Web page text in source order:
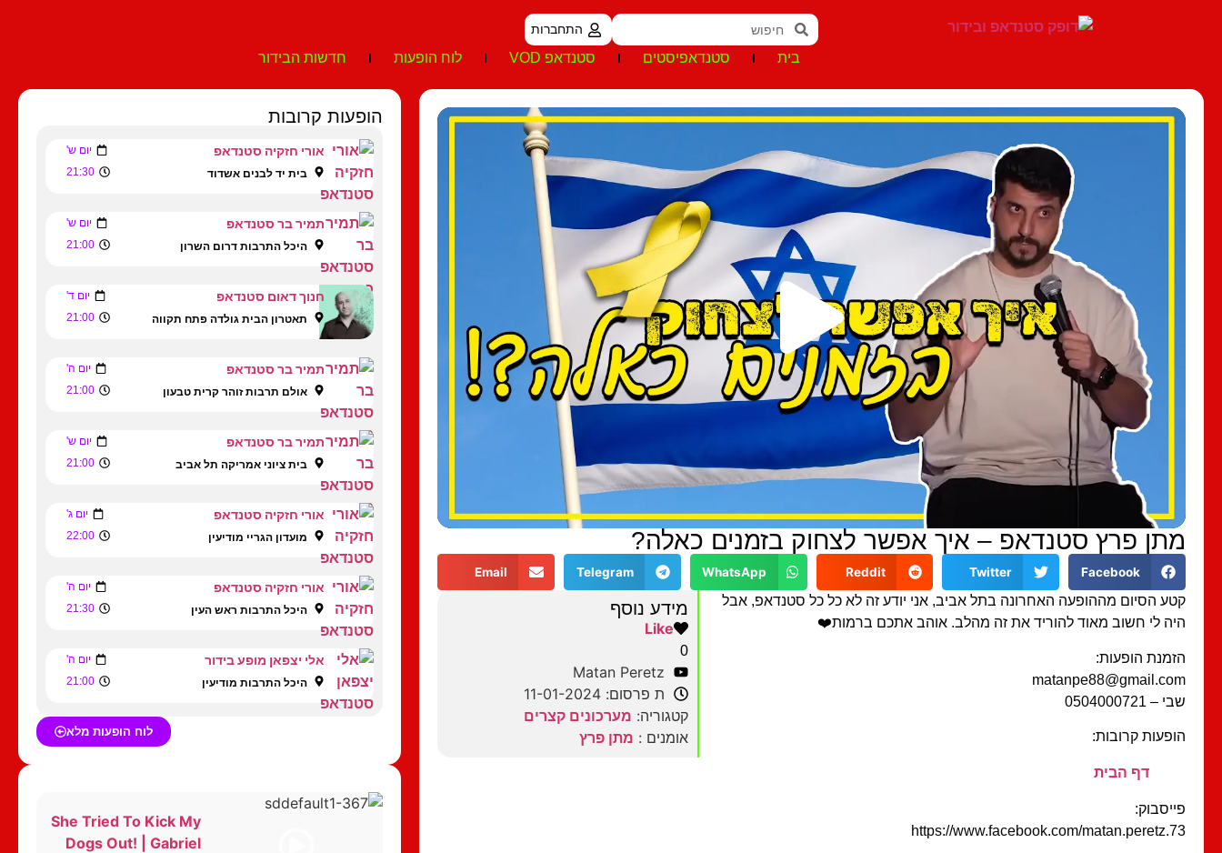
התחברות
בית סטנדאפיסטים סטנדאפ VOD לוח הופעות חדשות הבידור
מתן פרץ סטנדאפ – איך אפשר לצחוק בזמנים כאלה?
Facebook
Twitter
Reddit
WhatsApp
Telegram
Email
קטע הסיום מההופעה האחרונה בתל אביב, אני יודע זה לא כל כל סטנדאפ, אבל
היה לי חשוב מאוד להוריד את זה מהלב. אוהב אתכם ברמות❤️
הזמנת הופעות:
matanpe88@gmail.com
שבי – 0504000721
הופעות קרובות:
דף הבית
פייסבוק:
https://www.facebook.com/matan.peretz.73
מידע נוסף
Like
0
Matan Peretz
ת פרסום: 11-01-2024
קטגוריה: מערכונים קצרים
אומנים : מתן פרץ
הופעות קרובות
אורי חזקיה סטנדאפ יום ש'
בית יד לבנים אשדוד 21:30
תמיר בר סטנדאפ יום ש'
היכל התרבות דרום השרון 21:00
חנוך דאום סטנדאפ יום ד'
תאטרון הבית גולדה פתח תקווה 21:00
תמיר בר סטנדאפ יום ה'
אולם תרבות זוהר קרית טבעון 21:00
תמיר בר סטנדאפ יום ש'
בית ציוני אמריקה תל אביב 21:00
אורי חזקיה סטנדאפ יום ג'
מועדון הגריי מודיעין 22:00
אורי חזקיה סטנדאפ יום ה'
היכל התרבות ראש העין 21:30
אלי יצפאן מופע בידור יום ה'
היכל התרבות מודיעין 21:00
לוח הופעות מלא
She Tried To Kick My
Dogs Out! | Gabriel